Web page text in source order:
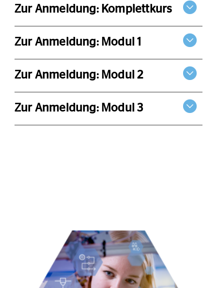
Zur Anmeldung: Komplettkurs
Zur Anmeldung: Modul 1
Zur Anmeldung: Modul 2
Zur Anmeldung: Modul 3